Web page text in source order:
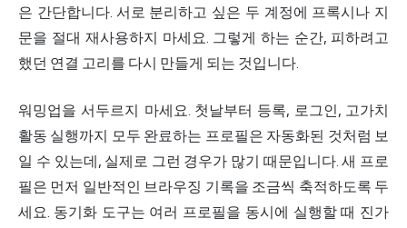
은 간단합니다. 서로 분리하고 싶은 두 계정에 프록시나 지
문을 절대 재사용하지 마세요. 그렇게 하는 순간, 피하려고
했던 연결 고리를 다시 만들게 되는 것입니다.
워밍업을 서두르지 마세요. 첫날부터 등록, 로그인, 고가치
활동 실행까지 모두 완료하는 프로필은 자동화된 것처럼 보
일 수 있는데, 실제로 그런 경우가 많기 때문입니다. 새 프로
필은 먼저 일반적인 브라우징 기록을 조금씩 축적하도록 두
세요. 동기화 도구는 여러 프로필을 동시에 실행할 때 진가